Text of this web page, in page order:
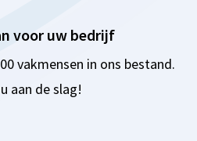
voor uw bedrijf
vakmensen in ons bestand.
aan de slag!